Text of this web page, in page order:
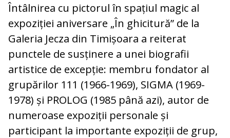
Întâlnirea cu pictorul în spațiul magic al
expoziției aniversare „În ghicitură” de la
Galeria Jecza din Timișoara a reiterat
punctele de susținere a unei biografii
artistice de excepție: membru fondator al
grupărilor 111 (1966-1969), SIGMA (1969-
1978) și PROLOG (1985 până azi), autor de
numeroase expoziții personale și
participant la importante expoziții de grup,